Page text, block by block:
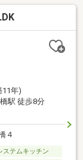
♪◆２０２６年
・ ━☆━ ・
お店がござい
アドキャスト
しのお困りの
11年)
駅 徒歩8分
４
ステムキッチン